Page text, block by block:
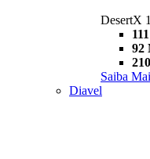
DesertX
92
Saiba
Diavel